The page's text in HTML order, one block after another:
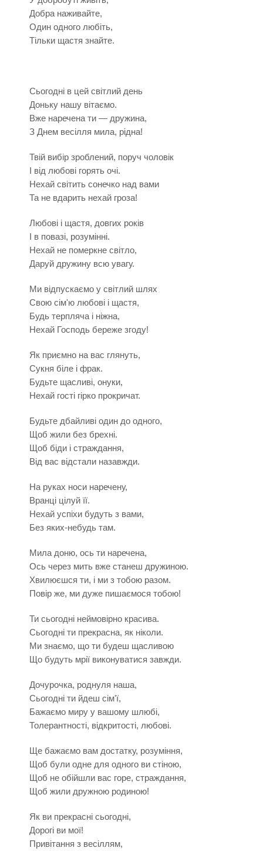
Добра наживайте,
Один одного любіть,
Тільки щастя знайте.
Сьогодні в цей світлий день
Доньку нашу вітаємо.
Вже наречена ти — дружина,
З Днем весілля мила, рідна!
Твій вибір зроблений, поруч чоловік
І від любові горять очі.
Нехай світить сонечко над вами
Та не вдарить нехай гроза!
Любові і щастя, довгих років
І в повазі, розумінні.
Нехай не померкне світло,
Даруй дружину всю увагу.
Ми відпускаємо у світлий шлях
Свою сім'ю любові і щастя,
Будь терпляча і ніжна,
Нехай Господь береже згоду!
Як приємно на вас глянуть,
Сукня біле і фрак.
Будьте щасливі, онуки,
Нехай гості гірко прокричат.
Будьте дбайливі один до одного,
Щоб жили без брехні.
Щоб біди і страждання,
Від вас відстали назавжди.
На руках носи наречену,
Вранці цілуй її.
Нехай успіхи будуть з вами,
Без яких-небудь там.
Мила доню, ось ти наречена,
Ось через мить вже станеш дружиною.
Хвилюєшся ти, і ми з тобою разом.
Повір же, ми дуже пишаємося тобою!
Ти сьогодні неймовірно красива.
Сьогодні ти прекрасна, як ніколи.
Ми знаємо, що ти будеш щасливою
Що будуть мрії виконуватися завжди.
Дочурочка, роднуля наша,
Сьогодні ти йдеш сім'ї,
Бажаємо миру у вашому шлюбі,
Толерантності, відкритості, любові.
Ще бажаємо вам достатку, розуміння,
Щоб були одне для одного ви стіною,
Щоб не обійшли вас горе, страждання,
Щоб жили дружною родиною!
Як ви прекрасні сьогодні,
Дорогі ви мої!
Привітання з весіллям,